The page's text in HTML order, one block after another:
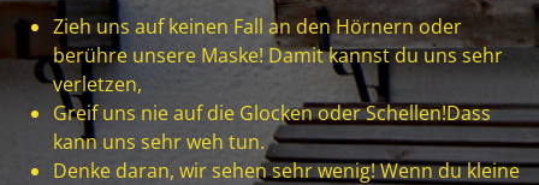
Zieh uns auf keinen Fall an den Hörnern oder
berühre unsere Maske! Damit kannst du uns sehr
verletzen,
Greif uns nie auf die Glocken oder Schellen!Dass
kann uns sehr weh tun.
Denke daran, wir sehen sehr wenig! Wenn du kleine